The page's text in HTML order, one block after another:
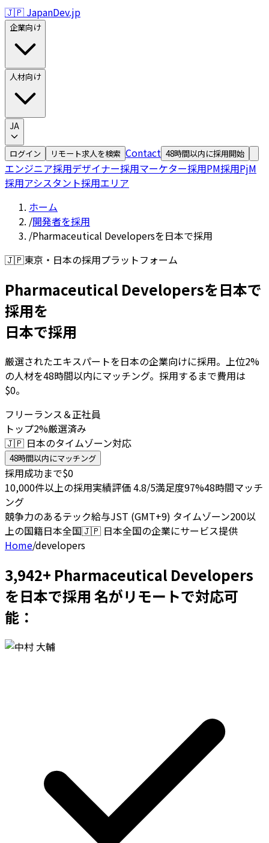
🇯🇵 JapanDev.jp
企業向け
人材向け
JA
ログイン リモート求人を検索 Contact 48時間以内に採用開始
エンジニア採用デザイナー採用マーケター採用PM採用PjM
採用アシスタント採用エリア
ホーム
/開発者を採用
/Pharmaceutical Developersを日本で採用
🇯🇵東京・日本の採用プラットフォーム
Pharmaceutical Developersを日本で
採用を
日本で採用
厳選されたエキスパートを日本の企業向けに採用。上位2%
の人材を48時間以内にマッチング。採用するまで費用は
$0。
フリーランス＆正社員
トップ2%厳選済み
🇯🇵 日本のタイムゾーン対応
48時間以内にマッチング
採用成功まで$0
10,000件以上の採用実績評価 4.8/5満足度97%48時間マッチ
ング
競争力のあるテック給与JST (GMT+9) タイムゾーン200以
上の国籍日本全国🇯🇵 日本全国の企業にサービス提供
Home/developers
3,942+ Pharmaceutical Developers
を日本で採用 名がリモートで対応可
能：